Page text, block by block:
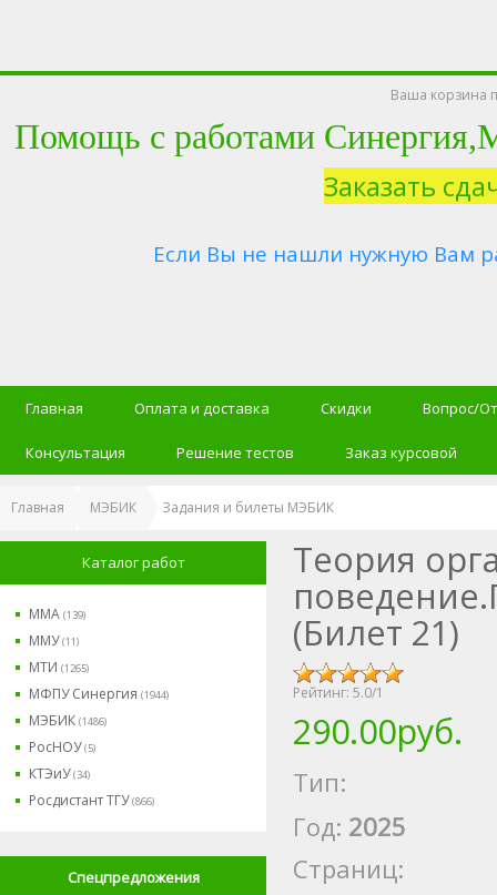
Ваша корзина
Помощь с работами
Заказать
Если Вы не нашли нужную Вам
Главная Оплата и доставка Скидки Вопрос/
Консультация Решение тестов Заказ курсовой
Главная МЭБИК Задания и билеты МЭБИК
Каталог работ
ММА (139)
ММУ(11)
МТИ (1265)
МФПУ Синергия (1944)
МЭБИК (1486)
РосНОУ(5)
КТЭиУ(34)
Росдистант ТГУ(866)
Спецпредложения
Теория
(Билет 21)
Рейтинг: 5.0/1
290.00руб.
Тип:
Год: 2025
Страниц: